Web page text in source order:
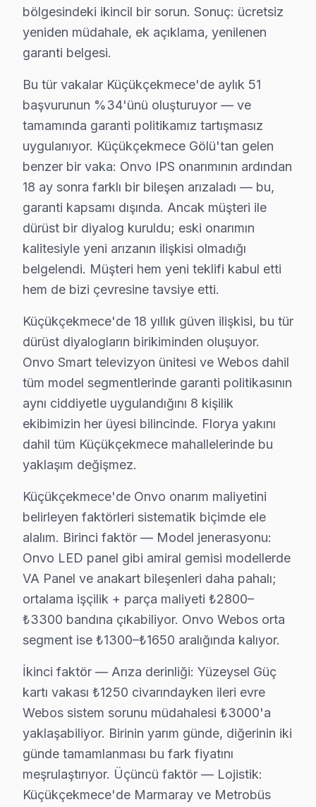
2025 Türkiye fiyatı: ₺600 - ₺900 arası.
En çok etkilenen model serisi: Onvo UHD 2016, çeşitli
3.Yazılım Sorunları
Teknik adı: Yazılım güncellemesi hatası.
Belirtileri: Cihazın zaman zaman donması ya da
Neden: Yazılım güncellemelerinin düzgün
2025 Türkiye fiyatı: ₺300 - ₺500 arası.
Panel Sorunları
Teknik adı: Panel arızası.
Belirtileri: Ekranın kararması veya belirgin renk
Neden: Üretim hataları ya da zamanla malzemenin
2025 Türkiye fiyatı: ₺1500 - ₺2500 arası.
En çok etkilenen model serisi: Onvo UHD 2017.
5.Ses Problemleri
Teknik adı: Ses kartı arızası.
Belirtileri: Sesin kesik kesik gelmesi veya tamamen
Neden: Ses bileşenlerinin düşük kalitesi ya da
2025 Türkiye fiyatı: ₺500 - ₺700 arası.
En çok etkilenen model serisi: Onvo 4K 2018.
Küçükçekmece'deki Onvo kullanıcıları için bu teknik
Küçükçekmece Mahallelerinde Onvo Servisi
Atakent'de Onvo TV Servisi
Atakent, genellikle eski yapılarla dolu bir mahalle. Bu
Atatürk'de Onvo TV Servisi
Atatürk Mahallesi, oldukça hareketli bir yaşam alanı
Beşyol'da Onvo TV Servisi
Beşyol Mahallesi, özellikle yeni yapılarla dikkat
Cennet'de Onvo TV Servisi
Cennet Mahallesi'nde, Onvo ekran cihazlarının arıza
Cumhuriyet'te Onvo TV Servisi
bölgesindeki ikincil bir sorun. Sonuç: ücretsiz
yeniden müdahale, ek açıklama, yenilenen
garanti belgesi.
Bu tür vakalar Küçükçekmece'de aylık 51
başvurunun %34'ünü oluşturuyor — ve
tamamında garanti politikamız tartışmasız
uygulanıyor. Küçükçekmece Gölü'tan gelen
benzer bir vaka: Onvo IPS onarımının ardından
18 ay sonra farklı bir bileşen arızaladı — bu,
garanti kapsamı dışında. Ancak müşteri ile
dürüst bir diyalog kuruldu; eski onarımın
kalitesiyle yeni arızanın ilişkisi olmadığı
belgelendi. Müşteri hem yeni teklifi kabul etti
hem de bizi çevresine tavsiye etti.
Küçükçekmece'de 18 yıllık güven ilişkisi, bu tür
dürüst diyalogların birikiminden oluşuyor.
Onvo Smart televizyon ünitesi ve Webos dahil
tüm model segmentlerinde garanti politikasının
aynı ciddiyetle uygulandığını 8 kişilik
ekibimizin her üyesi bilincinde. Florya yakını
dahil tüm Küçükçekmece mahallelerinde bu
yaklaşım değişmez.
Küçükçekmece'de Onvo onarım maliyetini
belirleyen faktörleri sistematik biçimde ele
alalım. Birinci faktör — Model jenerasyonu:
Onvo LED panel gibi amiral gemisi modellerde
VA Panel ve anakart bileşenleri daha pahalı;
ortalama işçilik + parça maliyeti ₺2800–
₺3300 bandına çıkabiliyor. Onvo Webos orta
segment ise ₺1300–₺1650 aralığında kalıyor.
İkinci faktör — Arıza derinliği: Yüzeysel Güç
kartı vakası ₺1250 civarındayken ileri evre
Webos sistem sorunu müdahalesi ₺3000'a
yaklaşabiliyor. Birinin yarım günde, diğerinin iki
günde tamamlanması bu fark fiyatını
meşrulaştırıyor. Üçüncü faktör — Lojistik:
Küçükçekmece'de Marmaray ve Metrobüs